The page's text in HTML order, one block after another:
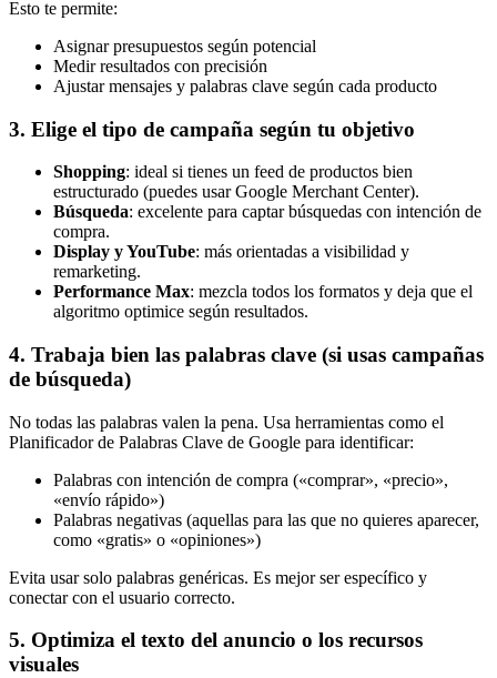
Esto te permite:
Asignar presupuestos según potencial
Medir resultados con precisión
Ajustar mensajes y palabras clave según cada producto
3. Elige el tipo de campaña según tu objetivo
Shopping: ideal si tienes un feed de productos bien
estructurado (puedes usar Google Merchant Center).
Búsqueda: excelente para captar búsquedas con intención de
compra.
Display y YouTube: más orientadas a visibilidad y
remarketing.
Performance Max: mezcla todos los formatos y deja que el
algoritmo optimice según resultados.
4. Trabaja bien las palabras clave (si usas campañas
de búsqueda)
No todas las palabras valen la pena. Usa herramientas como el
Planificador de Palabras Clave de Google para identificar:
Palabras con intención de compra («comprar», «precio»,
«envío rápido»)
Palabras negativas (aquellas para las que no quieres aparecer,
como «gratis» o «opiniones»)
Evita usar solo palabras genéricas. Es mejor ser específico y
conectar con el usuario correcto.
5. Optimiza el texto del anuncio o los recursos
visuales